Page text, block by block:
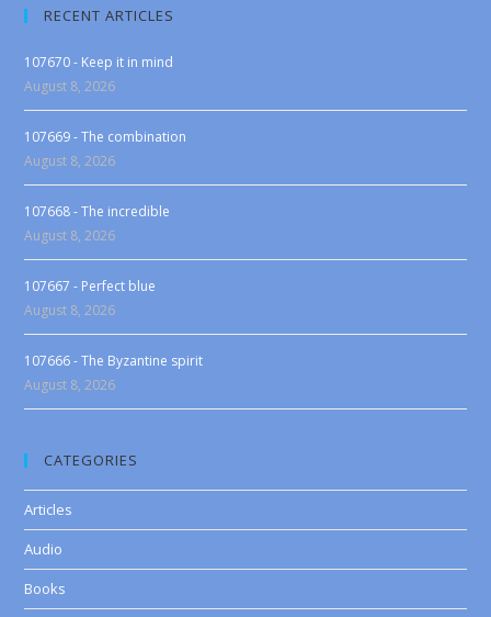
RECENT ARTICLES
107670 - Keep it in mind
August 8, 2026
107669 - The combination
August 8, 2026
107668 - The incredible
August 8, 2026
107667 - Perfect blue
August 8, 2026
107666 - The Byzantine spirit
August 8, 2026
CATEGORIES
Articles
Audio
Books